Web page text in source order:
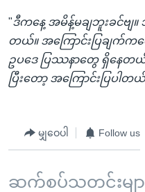
"ဒီကနေ့ အမိန့်မချဘူးခင်ဗျ
တယ်။ အကြောင်းပြချက်
ဥပဒေ ပြဿနာတွေ ရှိနေ
ပြီးတော့ အကြောင်းပြပါတယ်
မျှဝေပါ Follow us
ဆက်စပ်သတင်းမျာ